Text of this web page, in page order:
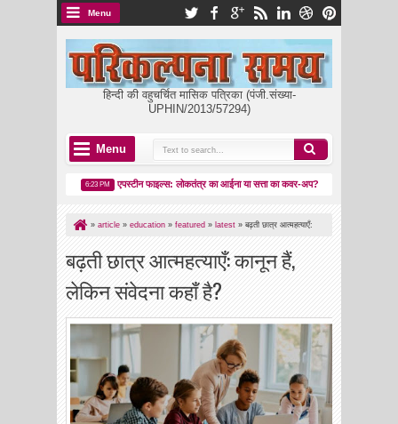
Menu
हिन्दी की वहुचर्चित मासिक पत्रिका (पंजी.संख्या-
UPHIN/2013/57294)
Menu
एपस्टीन फाइल्स: लोकतंत्र का आईना या सत्ता का कवर-अप? 8:05 PM
» article » education » featured » latest » बढ़ती छात्र आत्महत्याएँ:
बढ़ती छात्र आत्महत्याएँ: कानून हैं,
लेकिन संवेदना कहाँ है?